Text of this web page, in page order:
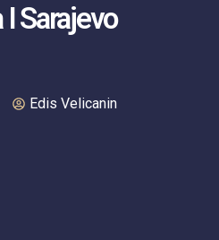
Sarajevo
Edis Velicanin